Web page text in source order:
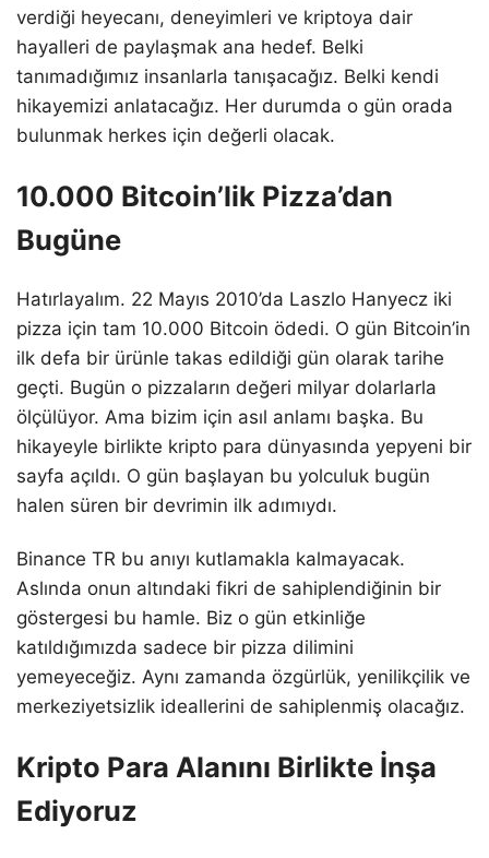
verdiği heyecanı, deneyimleri ve kriptoya dair
hayalleri de paylaşmak ana hedef. Belki
tanımadığımız insanlarla tanışacağız. Belki kendi
hikayemizi anlatacağız. Her durumda o gün orada
bulunmak herkes için değerli olacak.
10.000 Bitcoin’lik Pizza’dan
Bugüne
Hatırlayalım. 22 Mayıs 2010’da Laszlo Hanyecz iki
pizza için tam 10.000 Bitcoin ödedi. O gün Bitcoin’in
ilk defa bir ürünle takas edildiği gün olarak tarihe
geçti. Bugün o pizzaların değeri milyar dolarlarla
ölçülüyor. Ama bizim için asıl anlamı başka. Bu
hikayeyle birlikte kripto para dünyasında yepyeni bir
sayfa açıldı. O gün başlayan bu yolculuk bugün
halen süren bir devrimin ilk adımıydı.
Binance TR bu anıyı kutlamakla kalmayacak.
Aslında onun altındaki fikri de sahiplendiğinin bir
göstergesi bu hamle. Biz o gün etkinliğe
katıldığımızda sadece bir pizza dilimini
yemeyeceğiz. Aynı zamanda özgürlük, yenilikçilik ve
merkeziyetsizlik ideallerini de sahiplenmiş olacağız.
Kripto Para Alanını Birlikte İnşa
Ediyoruz